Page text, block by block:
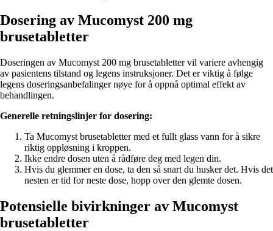
Dosering av Mucomyst 200 mg
brusetabletter
Doseringen av Mucomyst 200 mg brusetabletter vil variere avhengig
av pasientens tilstand og legens instruksjoner. Det er viktig å følge
legens doseringsanbefalinger nøye for å oppnå optimal effekt av
behandlingen.
Generelle retningslinjer for dosering:
Ta Mucomyst brusetabletter med et fullt glass vann for å sikre
riktig oppløsning i kroppen.
Ikke endre dosen uten å rådføre deg med legen din.
Hvis du glemmer en dose, ta den så snart du husker det. Hvis det
nesten er tid for neste dose, hopp over den glemte dosen.
Potensielle bivirkninger av Mucomyst
brusetabletter